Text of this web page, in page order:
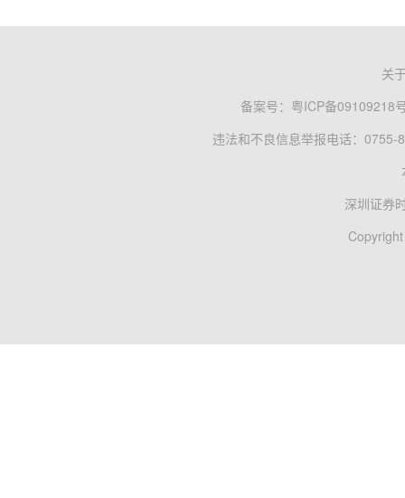
关
备案号： 粤ICP备09109218
违法和不良信息举报电话：0755-
深圳证券